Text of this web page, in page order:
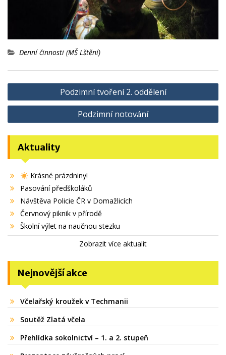
Denní činnosti (MŠ Lštění)
Navigace
pro
Podzimní tvoření 2. oddělení
Podzimní notování
Aktuality
Krásné prázdniny!
Pasování předškoláků
Návštěva Policie ČR v Domažlicích
Červnový piknik v přírodě
Školní výlet na naučnou stezku
Zobrazit více aktualit
Nejnovější akce
Včelařský kroužek v Techmanii
Soutěž Zlatá včela
Přehlídka sokolnictví – 1. a 2. stupeň